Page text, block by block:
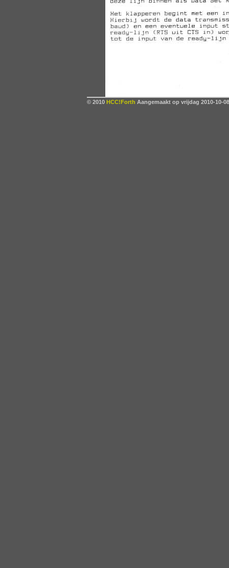
© 2010 HCC!Forth Aangemaakt op vrijdag 2010-10-